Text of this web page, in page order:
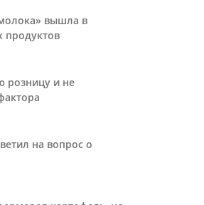
вышла в
продуктов
розницу и не
на вопрос о